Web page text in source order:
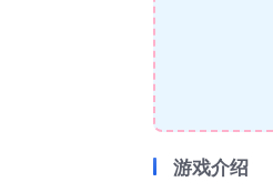
游戏介绍